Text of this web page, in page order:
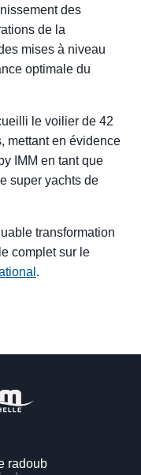
des
de la
mises à niveau
optimale du
le voilier de 42
mettant en évidence
IMM en tant que
super yachts de
transformation
complet sur le
.
radoub